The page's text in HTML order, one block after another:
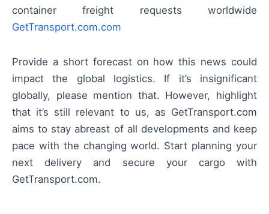
container freight requests worldwide
GetTransport.com.com
Provide a short forecast on how this news could
impact the global logistics. If it’s insignificant
globally, please mention that. However, highlight
that it’s still relevant to us, as GetTransport.com
aims to stay abreast of all developments and keep
pace with the changing world. Start planning your
next delivery and secure your cargo with
GetTransport.com.